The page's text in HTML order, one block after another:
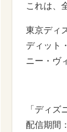
これは、
東京ディ
ディット
ニー・ヴ
「ディ
配信期間